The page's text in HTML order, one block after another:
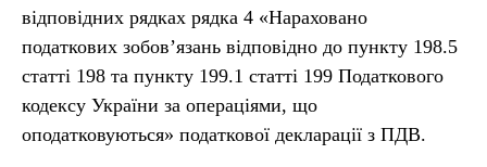
відповідних рядках рядка 4 «Нараховано
податкових зобов’язань відповідно до пункту 198.5
статті 198 та пункту 199.1 статті 199 Податкового
кодексу України за операціями, що
оподатковуються» податкової декларації з ПДВ.